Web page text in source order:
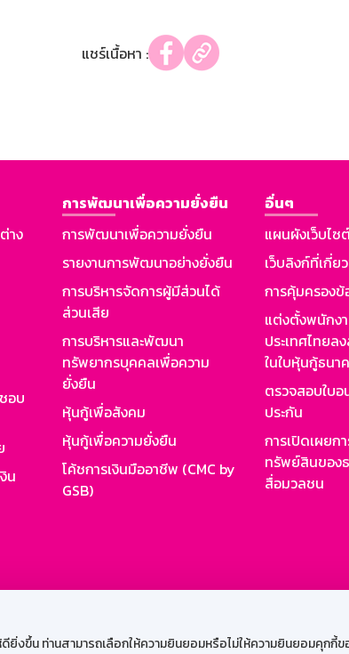
ขึ้น ท่านสามารถเลือกให้ความยินยอมหรือไม่ให้ความยินยอมคุกกี้ข
แชร์เนื้อหา :
าง
อบ
น
การพัฒนาเพื่อความยั่งยืน
การพัฒนาเพื่อความยั่งยืน
รายงานการพัฒนาอย่างยั่งยืน
การบริหารจัดการผู้มีส่วนได้
ส่วนเสีย
การบริหารและพัฒนา
ทรัพยากรบุคคลเพื่อความ
ยั่งยืน
หุ้นกู้เพื่อสังคม
หุ้นกู้เพื่อความยั่งยืน
โค้ชการเงินมืออาชีพ (CMC by
GSB)
อื่นๆ
แผนผังเว็บไซ
เว็บลิงก์ที่เกี่ย
การคุ้มครอง
แต่งตั้งพนักง
ประเทศไทยล
ในใบหุ้นกู้ธนา
ตรวจสอบใบ
ประกัน
การเปิดเผยก
ทรัพย์สินของ
สื่อมวลชน